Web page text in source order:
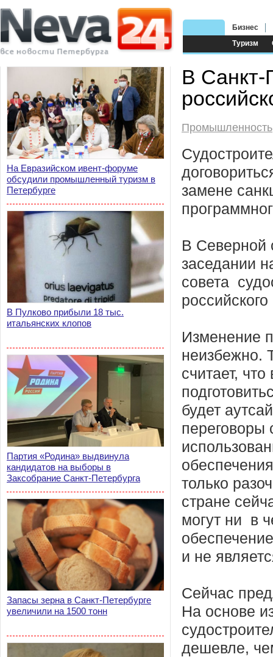
Туризм
Бизнес
На Евразийском ивент-форуме
обсудили промышленный туризм в
Петербурге
В Пулково прибыли 18 тыс.
итальянских клопов
Партия «Родина» выдвинула
кандидатов на выборы в
Заксобрание Санкт-Петербурга
Запасы зерна в Санкт-Петербурге
увеличили на 1500 тонн
В Санкт-
Промышленность
замене
В Северной
заседании
совета
Изменение
неизбежно.
считает,
будет
переговоры
только
стране
могут ни в
и не
Сейчас
На основе
дешевле,